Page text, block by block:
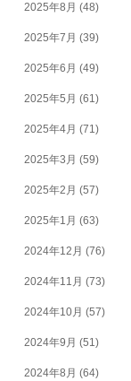
2025年8月 (48)
2025年7月 (39)
2025年6月 (49)
2025年5月 (61)
2025年4月 (71)
2025年3月 (59)
2025年2月 (57)
2025年1月 (63)
2024年12月 (76)
2024年11月 (73)
2024年10月 (57)
2024年9月 (51)
2024年8月 (64)